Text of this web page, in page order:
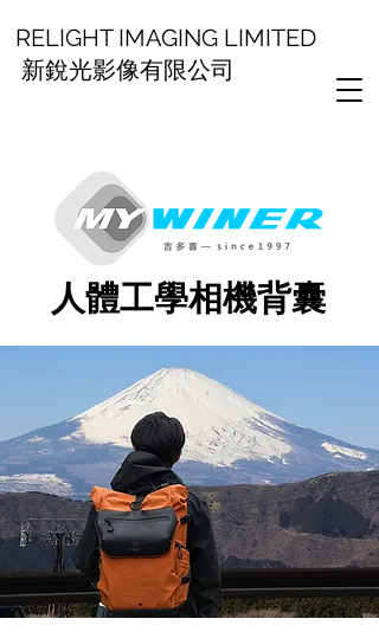
RELIGHT IMAGING LIMITED
新銳光影像有限公司
人體工學相機背囊